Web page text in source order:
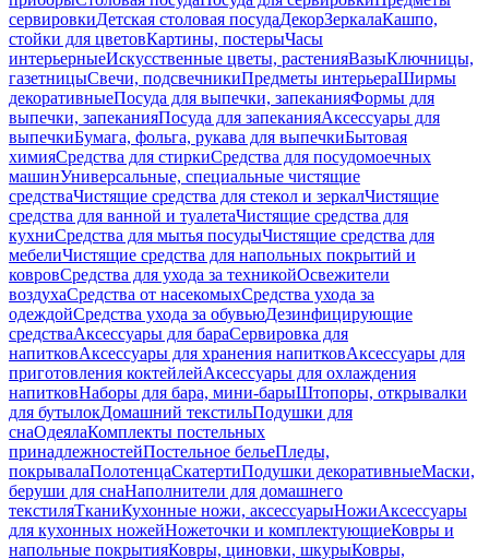
сервировкиДетская столовая посудаДекорЗеркалаКашпо,
стойки для цветовКартины, постерыЧасы
интерьерныеИскусственные цветы, растенияВазыКлючницы,
газетницыСвечи, подсвечникиПредметы интерьераШирмы
декоративныеПосуда для выпечки, запеканияФормы для
выпечки, запеканияПосуда для запеканияАксессуары для
выпечкиБумага, фольга, рукава для выпечкиБытовая
химияСредства для стиркиСредства для посудомоечных
машинУниверсальные, специальные чистящие
средстваЧистящие средства для стекол и зеркалЧистящие
средства для ванной и туалетаЧистящие средства для
кухниСредства для мытья посудыЧистящие средства для
мебелиЧистящие средства для напольных покрытий и
ковровСредства для ухода за техникойОсвежители
воздухаСредства от насекомыхСредства ухода за
одеждойСредства ухода за обувьюДезинфицирующие
средстваАксессуары для бараСервировка для
напитковАксессуары для хранения напитковАксессуары для
приготовления коктейлейАксессуары для охлаждения
напитковНаборы для бара, мини-барыШтопоры, открывалки
для бутылокДомашний текстильПодушки для
снаОдеялаКомплекты постельных
принадлежностейПостельное бельеПледы,
покрывалаПолотенцаСкатертиПодушки декоративныеМаски,
беруши для снаНаполнители для домашнего
текстиляТканиКухонные ножи, аксессуарыНожиАксессуары
для кухонных ножейНожеточки и комплектующиеКовры и
напольные покрытияКовры, циновки, шкурыКовры,